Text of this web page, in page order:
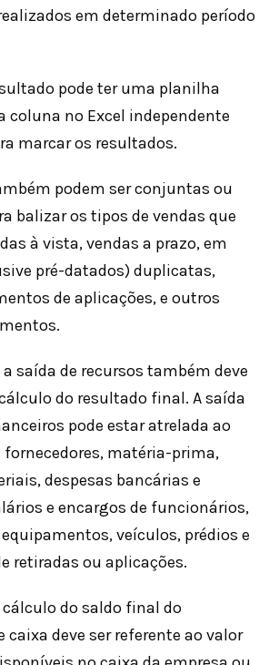
em determinado período
pode ter uma planilha
coluna no Excel independente
marcar os resultados.
podem ser conjuntas ou
balizar os tipos de vendas que
à vista, vendas a prazo, em
pré-datados) duplicatas,
de aplicações, e outros
saída de recursos também deve
do resultado final. A saída
pode estar atrelada ao
matéria-prima,
despesas bancárias e
e encargos de funcionários,
veículos, prédios e
retiradas ou aplicações.
cálculo do saldo final do
caixa deve ser referente ao valor